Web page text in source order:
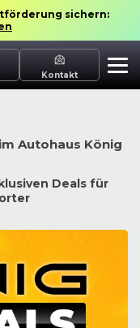
sichern:
Kontakt
Autohaus König
Deals für